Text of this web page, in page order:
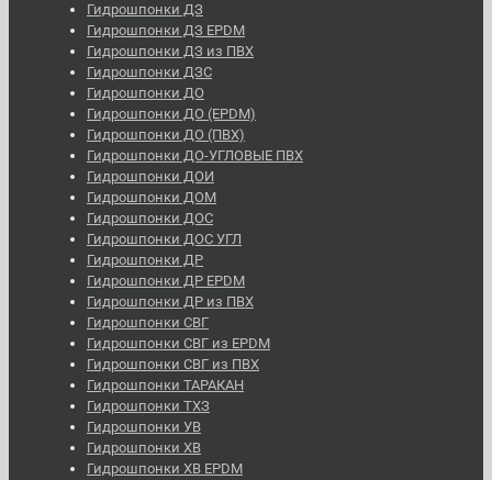
Гидрошпонки ДЗ
Гидрошпонки ДЗ EPDM
Гидрошпонки ДЗ из ПВХ
Гидрошпонки ДЗС
Гидрошпонки ДО
Гидрошпонки ДО (EPDM)
Гидрошпонки ДО (ПВХ)
Гидрошпонки ДО-УГЛОВЫЕ ПВХ
Гидрошпонки ДОИ
Гидрошпонки ДОМ
Гидрошпонки ДОС
Гидрошпонки ДОС УГЛ
Гидрошпонки ДР
Гидрошпонки ДР EPDM
Гидрошпонки ДР из ПВХ
Гидрошпонки СВГ
Гидрошпонки СВГ из EPDM
Гидрошпонки СВГ из ПВХ
Гидрошпонки ТАРАКАН
Гидрошпонки ТХЗ
Гидрошпонки УВ
Гидрошпонки ХВ
Гидрошпонки ХВ EPDM